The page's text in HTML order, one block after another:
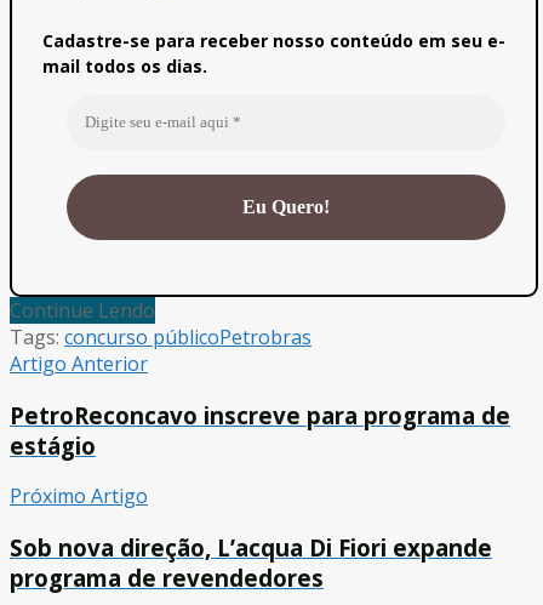
Cadastre-se para receber nosso conteúdo em seu e-
mail todos os dias.
Continue Lendo
Tags: concurso públicoPetrobras
Artigo Anterior
PetroReconcavo inscreve para programa de
estágio
Próximo Artigo
Sob nova direção, L’acqua Di Fiori expande
programa de revendedores